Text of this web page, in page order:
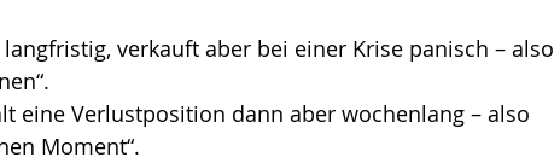
verkauft aber bei einer Krise panisch – also
eine Verlustposition dann aber wochenlang – also
Moment“.